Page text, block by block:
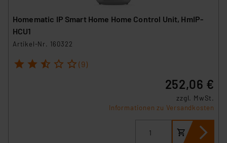
Homematic IP Smart Home Home Control Unit, HmIP-
HCU1
Artikel-Nr. 160322
1 2 3 4 5 (9)
252,06 €
zzgl. MwSt.
Informationen zu Versandkosten